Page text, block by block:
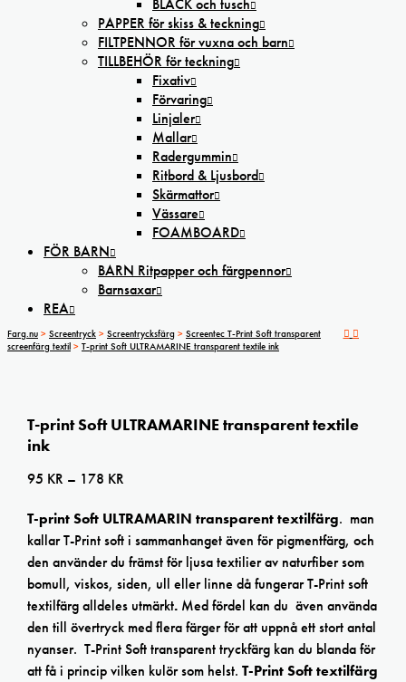
BLÄCK och tusch
PAPPER för skiss & teckning
FILTPENNOR för vuxna och barn
TILLBEHÖR för teckning
Fixativ
Förvaring
Linjaler
Mallar
Radergummin
Ritbord & Ljusbord
Skärmattor
Vässare
FOAMBOARD
FÖR BARN
BARN Ritpapper och färgpennor
Barnsaxar
REA
Farg.nu > Screentryck > Screentrycksfärg > Screentec T-Print Soft transparent
screenfärg textil > T-print Soft ULTRAMARINE transparent textile ink
T-print Soft ULTRAMARINE transparent textile
ink
95 KR – 178 KR
till
178 kr
T-print Soft ULTRAMARIN transparent textilfärg. man
kallar T-Print soft i sammanhanget även för pigmentfärg, och
den använder du främst för ljusa textilier av naturfiber som
bomull, viskos, siden, ull eller linne då fungerar T-Print soft
textilfärg alldeles utmärkt. Med fördel kan du även använda
den till övertryck med flera färger för att uppnå ett stort antal
nyanser. T-Print Soft transparent tryckfärg kan du blanda för
att få i princip vilken kulör som helst. T-Print Soft textilfärg